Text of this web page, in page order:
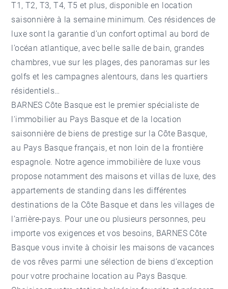
T1, T2, T3, T4, T5 et plus, disponible en location
saisonnière à la semaine minimum. Ces résidences de
luxe sont la garantie d’un confort optimal au bord de
l’océan atlantique, avec belle salle de bain, grandes
chambres, vue sur les plages, des panoramas sur les
golfs et les campagnes alentours, dans les quartiers
résidentiels…
BARNES Côte Basque est le premier spécialiste de
l'immobilier au Pays Basque et de la location
saisonnière de biens de prestige sur la Côte Basque,
au Pays Basque français, et non loin de la frontière
espagnole. Notreagence immobilière de luxe vous
propose notamment des maisons et villas de luxe, des
appartements de standing dans les différentes
destinations de la Côte Basque et dans les villages de
l’arrière-pays. Pour une ou plusieurs personnes, peu
importe vos exigences et vos besoins, BARNES Côte
Basque vous invite à choisir les maisons de vacances
de vos rêves parmi une sélection de biens d’exception
pour votre prochaine location au Pays Basque.